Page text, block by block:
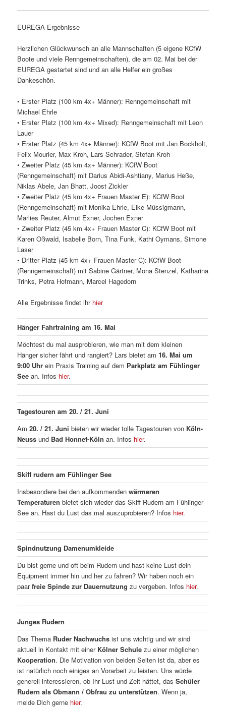
EUREGA Ergebnisse
Herzlichen Glückwunsch an alle Mannschaften (5 eigene KCfW
Boote und viele Renngemeinschaften), die am 02. Mai bei der
EUREGA gestartet sind und an alle Helfer ein großes
Dankeschön.
• Erster Platz (100 km 4x+ Männer): Renngemeinschaft mit
Michael Ehrle
• Erster Platz (100 km 4x+ Mixed): Renngemeinschaft mit Leon
Lauer
• Erster Platz (45 km 4x+ Männer): KCfW Boot mit Jan Bockholt,
Felix Mourier, Max Kroh, Lars Schrader, Stefan Kroh
• Zweiter Platz (45 km 4x+ Männer): KCfW Boot
(Renngemeinschaft) mit Darius Abidi-Ashtiany, Marius Heße,
Niklas Abele, Jan Bhatt, Joost Zickler
• Zweiter Platz (45 km 4x+ Frauen Master E): KCfW Boot
(Renngemeinschaft) mit Monika Ehrle, Elke Müssigmann,
Marlies Reuter, Almut Exner, Jochen Exner
• Zweiter Platz (45 km 4x+ Frauen Master C): KCfW Boot mit
Karen Oßwald, Isabelle Born, Tina Funk, Kathi Oymans, Simone
Laser
• Dritter Platz (45 km 4x+ Frauen Master C): KCfW Boot
(Renngemeinschaft) mit Sabine Gärtner, Mona Stenzel, Katharina
Trinks, Petra Hofmann, Marcel Hagedorn
Alle Ergebnisse findet ihr hier
Hänger Fahrtraining am 16. Mai
Möchtest du mal ausprobieren, wie man mit dem kleinen
Hänger sicher fährt und rangiert? Lars bietet am16. Mai um
9:00 Uhr ein Praxis Training auf dem Parkplatz am Fühlinger
See an. Infos hier.
Tagestouren am 20. / 21. Juni
Am20. / 21. Junibieten wir wieder tolle Tagestouren von Köln-
Neussund Bad Honnef-Köln an. Infos hier.
Skiff rudern am Fühlinger See
Insbesondere bei den aufkommendenwärmeren
Temperaturen bietet sich wieder das Skiff Rudern am Fühlinger
See an. Hast du Lust das mal auszuprobieren? Infos hier.
Spindnutzung Damenumkleide
Du bist gerne und oft beim Rudern und hast keine Lust dein
Equipment immer hin und her zu fahren? Wir haben noch ein
paarfreie Spinde zur Dauernutzung zu vergeben. Infos hier.
Junges Rudern
Das Thema Ruder Nachwuchs ist uns wichtig und wir sind
aktuell in Kontakt mit einer Kölner Schule zu einer möglichen
Kooperation. Die Motivation von beiden Seiten ist da, aber es
ist natürlich noch einiges an Vorarbeit zu leisten. Uns würde
generell interessieren, ob Ihr Lust und Zeit hättet, dasSchüler
Rudern als Obmann / Obfrau zu unterstützen. Wenn ja,
melde Dich gerne hier.